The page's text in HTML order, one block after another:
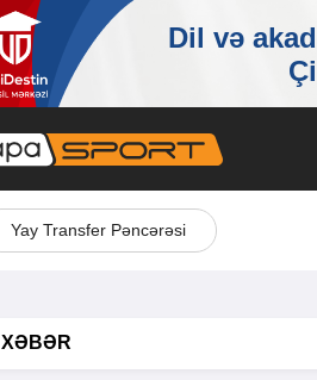
Yay Transfer Pəncərəsi
XƏBƏR